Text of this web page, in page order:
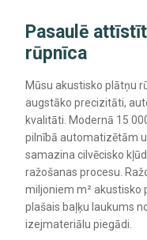
Pasaulē
rūpnīca
Mūsu akustisko plātņu
augstāko precizitāti,
kvalitāti. Modernā 15
pilnībā automatizētām
samazina cilvēcisko
ražošanas procesu.
miljoniem m² akustisko
plašais baļķu laukums
izejmateriālu piegādi.